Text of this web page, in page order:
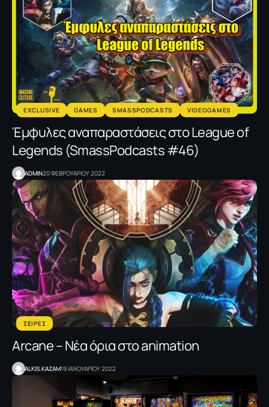
EXCLUSIVE GAMES SMASSPODCASTS VIDEOGAMES
Έμφυλες αναπαραστάσεις στο League of
Legends (SmassPodcasts #46)
ADMIN20 ΦΕΒΡΟΥΑΡΙΟΥ 2022
ΣΕΙΡΕΣ
Arcane – Nέα όρια στο animation
ALKIS.KAZAM19 ΙΑΝΟΥΑΡΙΟΥ 2022